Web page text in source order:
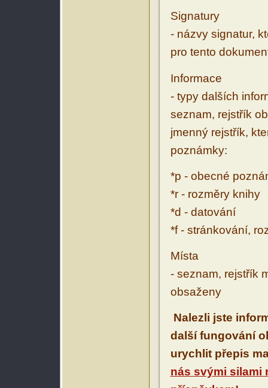
Signatury
- názvy signatur,
pro tento
Informace
- typy dalších
seznam, rejstřík
jmenný rejstřík,
poznámky:
*p - obecné
*r - rozměry knihy
*d - datování
*f - stránkování,
Místa
- seznam, rejstřík
obsaženy
Nalezli jste
další fungování
urychlit přepis
nás svými silami